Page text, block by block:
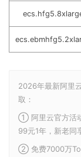
2026年最新阿里
取：
① 阿里云官方活
99元1年，新老同
② 免费7000万